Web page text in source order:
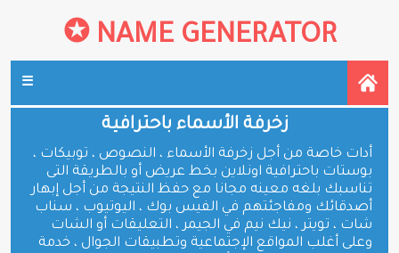
✪ NAME GENERATOR
☰
زخرفة الأسماء باحترافية
أدات خاصة من أجل زخرفة الأسماء ، النصوص ، توبيكات ،
بوستات باحترافية اونلاين بخط عريض أو بالطريقة التى
تناسبك بلغه معينه مجانا مع حفظ النتيجة من أجل إبهار
أصدقائك ومفاجئتهم في الفيس بوك ، اليوتيوب ، سناب
شات ، تويتر ، نيك نيم في الجيمر ، التعليقات أو الشات
وعلى أغلب المواقع الإجتماعية وتطبيقات الجوال ، خدمة